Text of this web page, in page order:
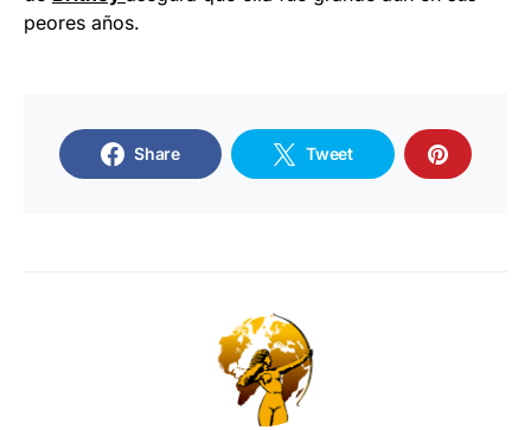
peores años.
Share Tweet